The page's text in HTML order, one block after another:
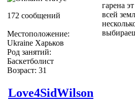
172 сообщений
Местоположение:
Ukraine Харьков
Род занятий:
Баскетболист
Возраст: 31
гарена
всей
Love4SidWilson